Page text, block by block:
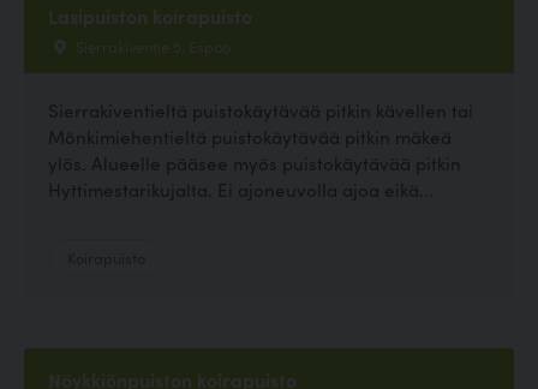
Lasipuiston koirapuisto
Sierrakiventie 5, Espoo
Sierrakiventieltä puistokäytävää pitkin kävellen tai
Mönkimiehentieltä puistokäytävää pitkin mäkeä
ylös. Alueelle pääsee myös puistokäytävää pitkin
Hyttimestarikujalta. Ei ajoneuvolla ajoa eikä...
Nöykkiönpuiston koirapuisto